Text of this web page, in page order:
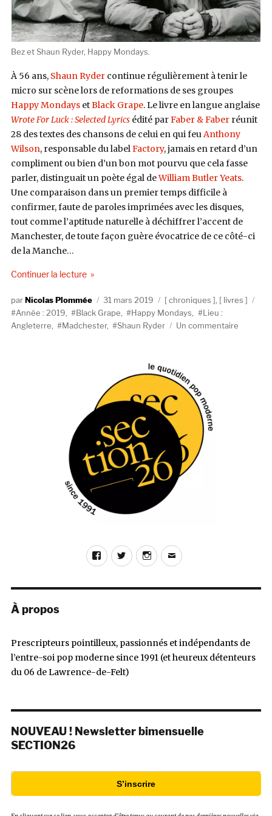
Bez et Shaun Ryder, Happy Mondays.
À 56 ans, Shaun Rydercontinue régulièrement à tenir le
micro sur scène lors de reformations de ses groupes
Happy MondaysetBlack Grape. Le livre en langue anglaise
Wrote For Luck : Selected Lyricsédité parFaber & Faberréunit
28 des textes des chansons de celui en qui feuAnthony
Wilson, responsable du labelFactory, jamais en retard d’un
compliment ou bien d’un bon mot pourvu que cela fasse
parler, distinguait un poète égal deWilliam Butler Yeats.
Une comparaison dans un premier temps difficile à
confirmer, faute de paroles imprimées avec les disques,
tout comme l’aptitude naturelle à déchiffrer l’accent de
Manchester, de toute façon guère évocatrice de ce côté-ci
de la Manche…
Continuer la lecturede « Shaun Ryder, Wrote For Luck : Selected
AuteurNicolas Plommée
Publié
le
31 mars 2019 Catégories
chroniques livres
Année : 2019
Black Grape Happy Mondays
Lieu :
Angleterre
Madchester, Shaun Ryder Un commentaire
FacebookTwitterInstagram
E-
À propos
Prescripteurs pointilleux, passionnés et indépendants de
l’entre-soi pop moderne since 1991 (et heureux détenteurs
du 06 de Lawrence-de-Felt)
NOUVEAU ! Newsletter bimensuelle
SECTION26
S’inscrire